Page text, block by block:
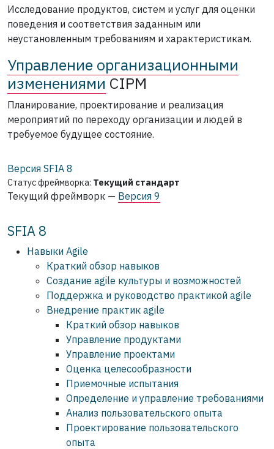
Исследование продуктов, систем и услуг для оценки
поведения и соответствия заданным или
неустановленным требованиям и характеристикам.
Управление организационными
изменениями CIPM
Планирование, проектирование и реализация
мероприятий по переходу организации и людей в
требуемое будущее состояние.
Версия SFIA 8
Статус фреймворка: Текущий стандарт
Текущий фреймворк — Версия 9
SFIA 8
Навыки Agile
Краткий обзор навыков
Создание agile культуры и возможностей
Поддержка и руководство практикой agile
Внедрение практик agile
Краткий обзор навыков
Управление продуктами
Управление проектами
Оценка целесообразности
Приемочные испытания
Определение и управление требованиями
Анализ пользовательского опыта
Проектирование пользовательского
опыта